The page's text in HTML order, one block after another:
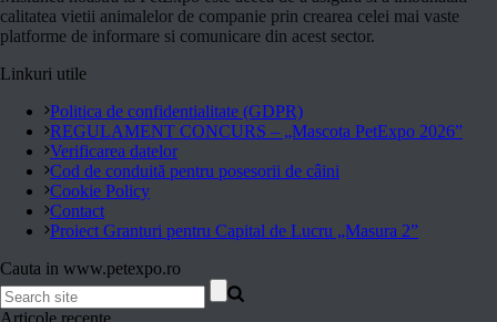
calitatea vietii animalelor de companie prin crearea celei mai vaste
platforme de informare si comunicare din acest sector.
Linkuri utile
Politica de confidentialitate (GDPR)
REGULAMENT CONCURS – „Mascota PetExpo 2026”
Verificarea datelor
Cod de conduită pentru posesorii de câini
Cookie Policy
Contact
Proiect Granturi pentru Capital de Lucru „Masura 2”
Cauta in www.petexpo.ro
Articole recente